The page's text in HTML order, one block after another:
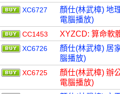
XC6727
顏仕(林武樟) 地
電腦播放)
CC1453 XYZCD: 算命軟
XC6726
顏仕(林武樟) 居
腦播放)
XC6725
顏仕(林武樟) 辦
電腦播放)